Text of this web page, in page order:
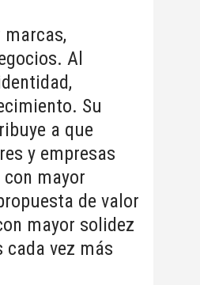
Al
Su
a que
y empresas
mayor
de valor
mayor solidez
cada vez más